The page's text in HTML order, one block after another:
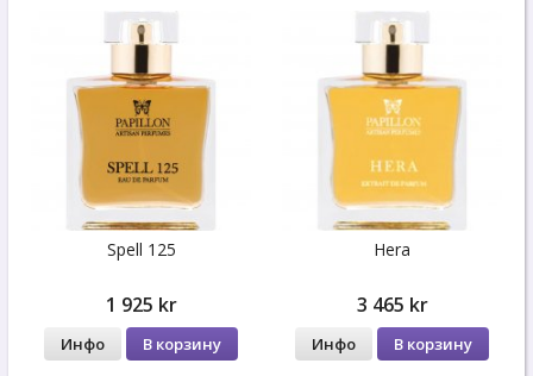
Spell 125
1 925 kr
Инфо В корзину
Hera
3 465 kr
Инфо В корзину